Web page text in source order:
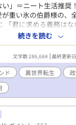
い」＝ニート生活推奨
重い氷の伯爵様の、
「君に求める義務は
家の次男・ルシアン（
天才当主・オルドリ
旦那様の言葉を、「
付きのニート生活だ
こっそり屋敷を抜け
喫し始める。 「旦那
きに遊び回っていた
我をしてしまう。 バ
の元に現れたのは、
君が怪我をしたと聞
続きを読む
文字数 286,684 最終更新
ド 異世界転生